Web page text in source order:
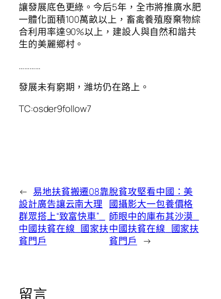
讓發展底色更綠。今后5年，全市將推廣水肥
一體化面積100萬畝以上，畜禽養殖廢棄物綜
合利用率達90%以上，建設人與自然和諧共
生的美麗鄉村。
…………
發展未有窮期，濰坊仍在路上。
TC:osder9follow7
← 易地扶貧搬遷08靠
設計廣告讓云南大理
群眾搭上“致富快車”_
中國扶貧在線_國家扶
貧門戶
脫貧攻堅看中國：美
國攝影大一包養價格
師眼中的庫布其沙漠_
中國扶貧在線_國家扶
貧門戶
→
留言